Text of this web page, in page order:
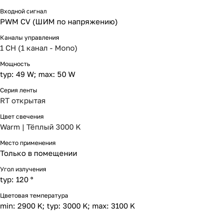
Входной сигнал
PWM СV (ШИМ по напряжению)
Каналы управления
1 CH (1 канал - Mono)
Мощность
typ: 49 W; max: 50 W
Серия ленты
RT открытая
Цвет свечения
Warm | Тёплый 3000 K
Место применения
Только в помещении
Угол излучения
typ: 120 °
Цветовая температура
min: 2900 K; typ: 3000 K; max: 3100 K